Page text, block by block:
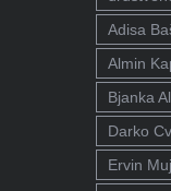
Adisa
Almin
Bjanka
Darko
Ervin